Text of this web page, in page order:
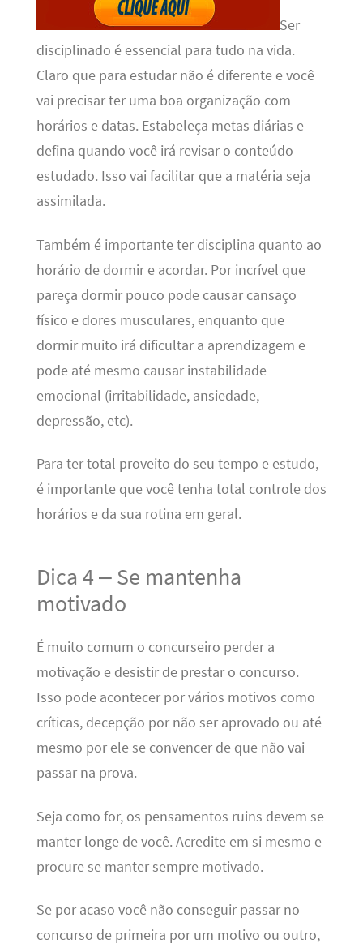
Ser
disciplinado é essencial para tudo na vida.
Claro que para estudar não é diferente e você
vai precisar ter uma boa organização com
horários e datas. Estabeleça metas diárias e
defina quando você irá revisar o conteúdo
estudado. Isso vai facilitar que a matéria seja
assimilada.
Também é importante ter disciplina quanto ao
horário de dormir e acordar. Por incrível que
pareça dormir pouco pode causar cansaço
físico e dores musculares, enquanto que
dormir muito irá dificultar a aprendizagem e
pode até mesmo causar instabilidade
emocional (irritabilidade, ansiedade,
depressão, etc).
Para ter total proveito do seu tempo e estudo,
é importante que você tenha total controle dos
horários e da sua rotina em geral.
Dica 4 – Se mantenha
motivado
É muito comum o concurseiro perder a
motivação e desistir de prestar o concurso.
Isso pode acontecer por vários motivos como
críticas, decepção por não ser aprovado ou até
mesmo por ele se convencer de que não vai
passar na prova.
Seja como for, os pensamentos ruins devem se
manter longe de você. Acredite em si mesmo e
procure se manter sempre motivado.
Se por acaso você não conseguir passar no
concurso de primeira por um motivo ou outro,